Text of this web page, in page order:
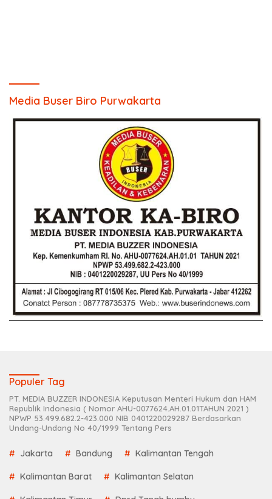
Media Buser Biro Purwakarta
Populer Tag
PT. MEDIA BUZZER INDONESIA Keputusan Menteri Hukum dan HAM
Republik Indonesia ( Nomor AHU-0077624.AH.01.01TAHUN 2021 )
NPWP 53.499.682.2-423.000 NIB 0401220029287 Berdasarkan
Undang-Undang No 40/1999 Tentang Pers
Jakarta Bandung Kalimantan Tengah
Kalimantan Barat Kalimantan Selatan